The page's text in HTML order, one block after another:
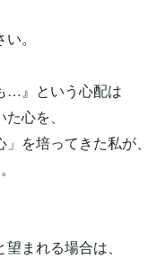
。
…』という心配は
心を、
を培ってきた私が、
まれる場合は、